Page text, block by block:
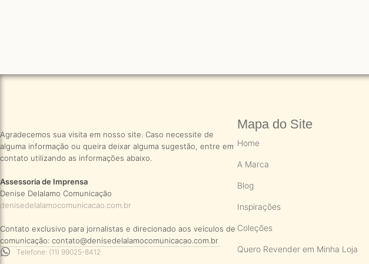
Agradecemos sua visita em nosso site. Caso necessite de
alguma informação ou queira deixar alguma sugestão, entre em
contato utilizando as informações abaixo.
Assessoria de Imprensa
Denise Delalamo Comunicação
denisedelalamocomunicacao.com.br
Contato exclusivo para jornalistas e direcionado aos veículos de
comunicação: contato@denisedelalamocomunicacao.com.br
Telefone: (11) 99025-8412
Mapa do Site
Home
A Marca
Blog
Inspirações
Coleções
Quero Revender em Minha Loja